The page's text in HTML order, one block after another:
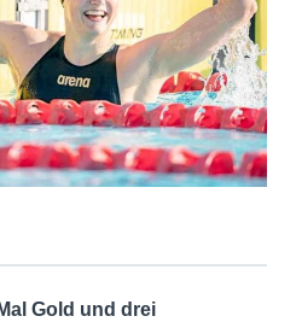
Gold und drei